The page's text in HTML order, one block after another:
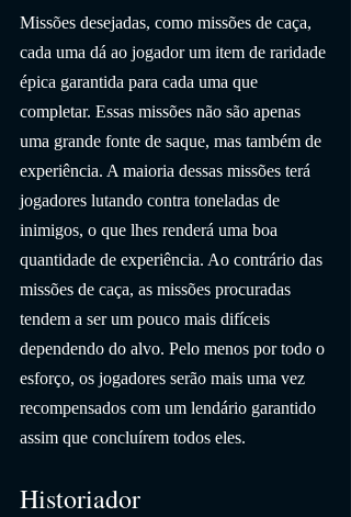
Missões desejadas, como missões de caça,
cada uma dá ao jogador um item de raridade
épica garantida para cada uma que
completar. Essas missões não são apenas
uma grande fonte de saque, mas também de
experiência. A maioria dessas missões terá
jogadores lutando contra toneladas de
inimigos, o que lhes renderá uma boa
quantidade de experiência. Ao contrário das
missões de caça, as missões procuradas
tendem a ser um pouco mais difíceis
dependendo do alvo. Pelo menos por todo o
esforço, os jogadores serão mais uma vez
recompensados ​​com um lendário garantido
assim que concluírem todos eles.
Historiador